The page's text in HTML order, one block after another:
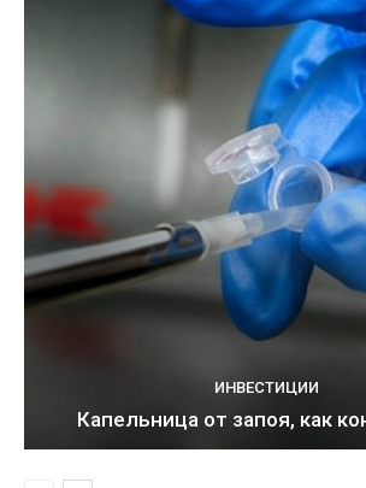
ИНВЕСТИЦИИ
Капельница от запоя, как